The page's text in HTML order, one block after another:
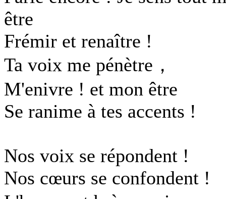
être
Frémir et renaître !
Ta voix me pénètre，
M'enivre ! et mon être
Se ranime à tes accents !
Nos voix se répondent !
Nos cœurs se confondent !